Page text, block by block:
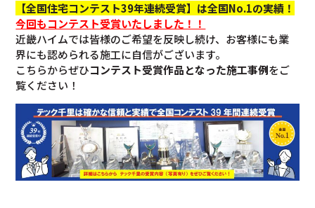
【全国住宅コンテスト39年連続受賞】は全国No.1の実績！
今回もコンテスト受賞いたしました！！
近畿ハイムでは皆様のご希望を反映し続け、お客様にも業
界にも認められる施工に自信がございます。
こちらからぜひコンテスト受賞作品となった施工事例をご
覧ください！